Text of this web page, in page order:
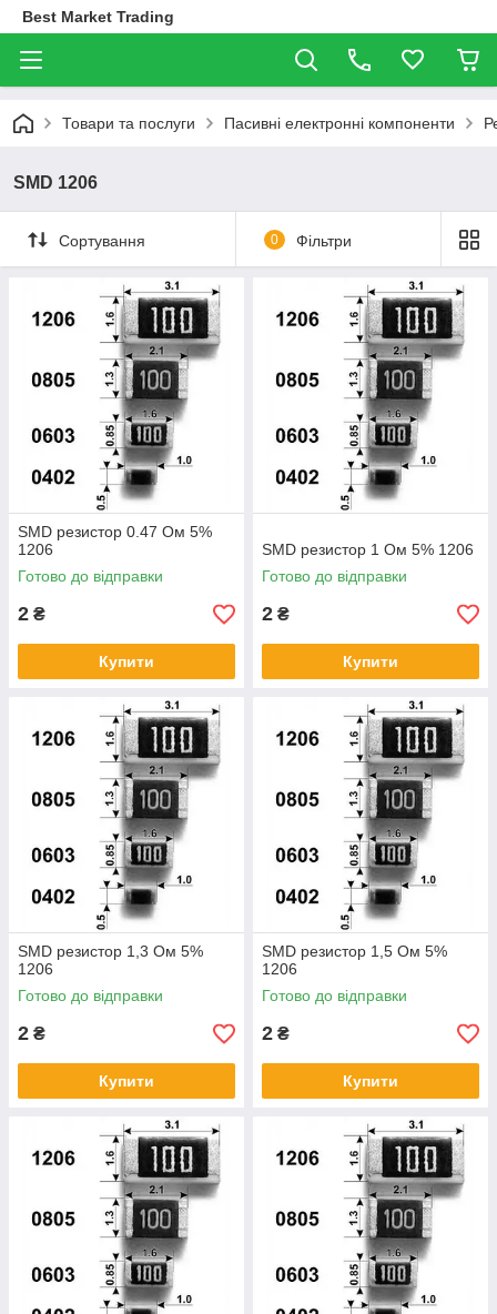
Best Market Trading
Товари та послуги Пасивні електронні компоненти
SMD 1206
Сортування 0 Фільтри
SMD резистор 0.47 Ом 5%
1206
Готово до відправки
2 ₴
Купити
SMD резистор 1 Ом 5% 1206
Готово до відправки
2 ₴
Купити
SMD резистор 1,3 Ом 5%
1206
Готово до відправки
2 ₴
Купити
SMD резистор 1,5 Ом 5%
1206
Готово до відправки
2 ₴
Купити